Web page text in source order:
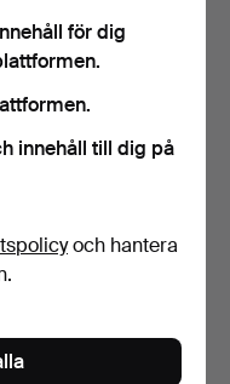
BENGTSON.
med underfat,
29 apr 2026
för dig
innehåll till dig på
och hantera